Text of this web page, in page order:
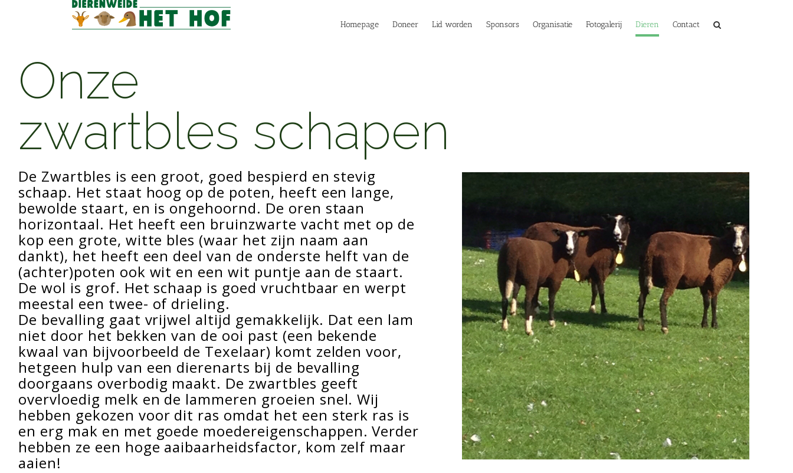
Homepage Doneer Lid worden Sponsors Organisatie Fotogalerij Dieren Contact
Onze
zwartbles schapen
De Zwartbles is een groot, goed bespierd en stevig
schaap. Het staat hoog op de poten, heeft een lange,
bewolde staart, en is ongehoornd. De oren staan
horizontaal. Het heeft een bruinzwarte vacht met op de
kop een grote, witte bles (waar het zijn naam aan
dankt), het heeft een deel van de onderste helft van de
(achter)poten ook wit en een wit puntje aan de staart.
De wol is grof. Het schaap is goed vruchtbaar en werpt
meestal een twee- of drieling.
De bevalling gaat vrijwel altijd gemakkelijk. Dat een lam
niet door het bekken van de ooi past (een bekende
kwaal van bijvoorbeeld de Texelaar) komt zelden voor,
hetgeen hulp van een dierenarts bij de bevalling
doorgaans overbodig maakt. De zwartbles geeft
overvloedig melk en de lammeren groeien snel. Wij
hebben gekozen voor dit ras omdat het een sterk ras is
en erg mak en met goede moedereigenschappen. Verder
hebben ze een hoge aaibaarheidsfactor, kom zelf maar
aaien!